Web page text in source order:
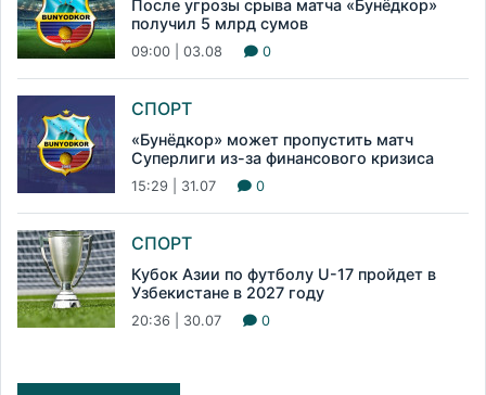
После угрозы срыва матча «Бунёдкор»
получил 5 млрд сумов
09:00 | 03.08 0
СПОРТ
«Бунёдкор» может пропустить матч
Суперлиги из-за финансового кризиса
15:29 | 31.07 0
СПОРТ
Кубок Азии по футболу U-17 пройдет в
Узбекистане в 2027 году
20:36 | 30.07 0